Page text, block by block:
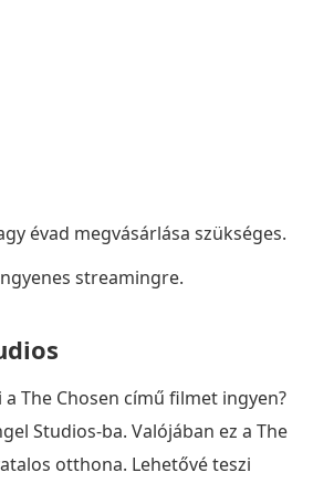
évad megvásárlása szükséges.
streamingre.
The Chosen című filmet ingyen?
Studios-ba. Valójában ez a The
otthona. Lehetővé teszi